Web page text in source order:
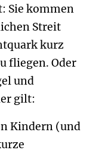
Sie kommen
Streit
kurz
fliegen. Oder
und
gilt:
Kindern (und